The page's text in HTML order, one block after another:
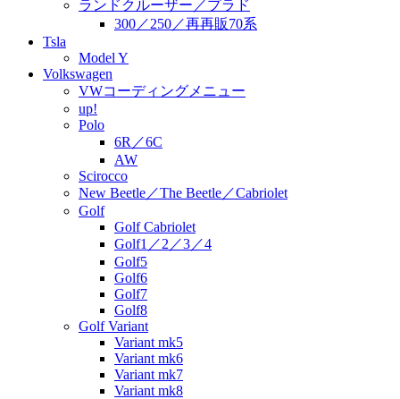
ランドクルーザー／プラド
300／250／再再販70系
Tsla
Model Y
Volkswagen
VWコーディングメニュー
up!
Polo
6R／6C
AW
Scirocco
New Beetle／The Beetle／Cabriolet
Golf
Golf Cabriolet
Golf1／2／3／4
Golf5
Golf6
Golf7
Golf8
Golf Variant
Variant mk5
Variant mk6
Variant mk7
Variant mk8